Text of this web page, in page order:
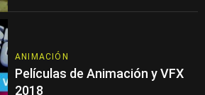
ANIMACIÓN
Películas de Animación y VFX
2018